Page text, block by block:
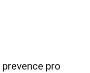
pro